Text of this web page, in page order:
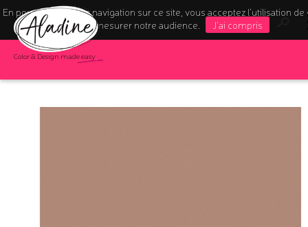
En poursuivant votre navigation sur ce site, vous acceptez l’utilisation de
pour mesurer notre audience.
J'ai compris
Color & Design made easy